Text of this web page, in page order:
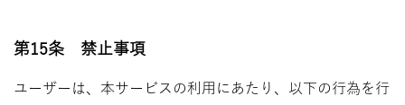
第15条 禁止事項
ユーザーは、本サービスの利用にあたり、以下の行為を行